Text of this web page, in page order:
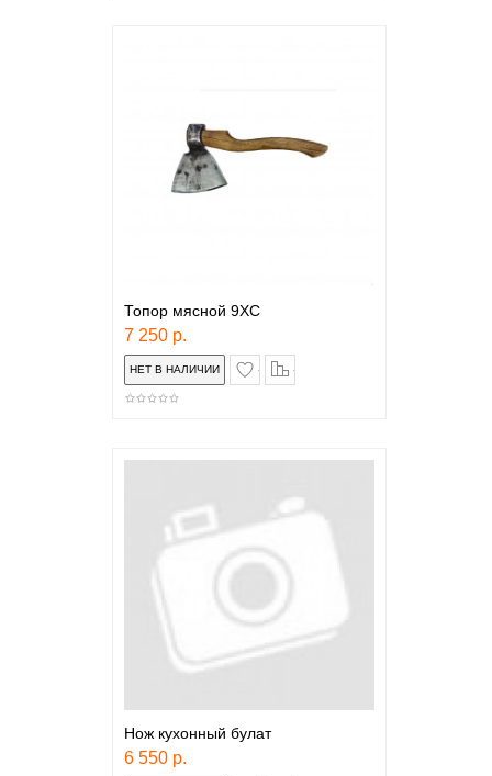
Топор мясной 9ХС
7 250 р.
в закладки
Нож кухонный булат
6 550 р.